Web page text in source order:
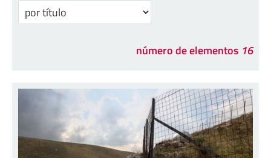
número de elementos 16